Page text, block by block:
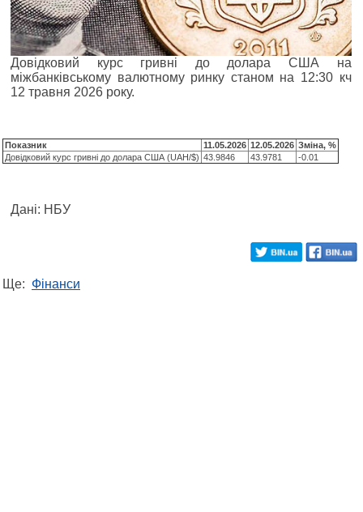
Довідковий курс гривні до долара США на
міжбанківському валютному ринку станом на 12:30 кч
12 травня 2026 року.
Показник 11.05.2026 12.05.2026 Зміна, %
Довідковий курс гривні до долара США (UAH/$) 43.9846 43.9781 -0.01
Дані: НБУ
Ще: Фінанси